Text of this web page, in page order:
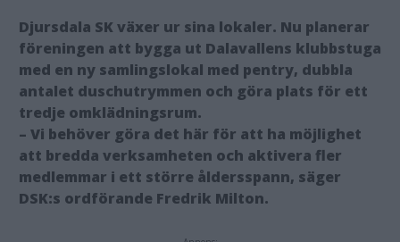
Djursdala SK växer ur sina lokaler. Nu planerar
föreningen att bygga ut Dalavallens klubbstuga
med en ny samlingslokal med pentry, dubbla
antalet duschutrymmen och göra plats för ett
tredje omklädningsrum.
– Vi behöver göra det här för att ha möjlighet
att bredda verksamheten och aktivera fler
medlemmar i ett större åldersspann, säger
DSK:s ordförande Fredrik Milton.